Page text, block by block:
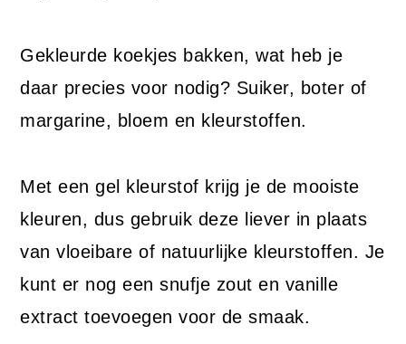
Gekleurde koekjes bakken, wat heb je
daar precies voor nodig? Suiker, boter of
margarine, bloem en kleurstoffen.
Met een gel kleurstof krijg je de mooiste
kleuren, dus gebruik deze liever in plaats
van vloeibare of natuurlijke kleurstoffen. Je
kunt er nog een snufje zout en vanille
extract toevoegen voor de smaak.